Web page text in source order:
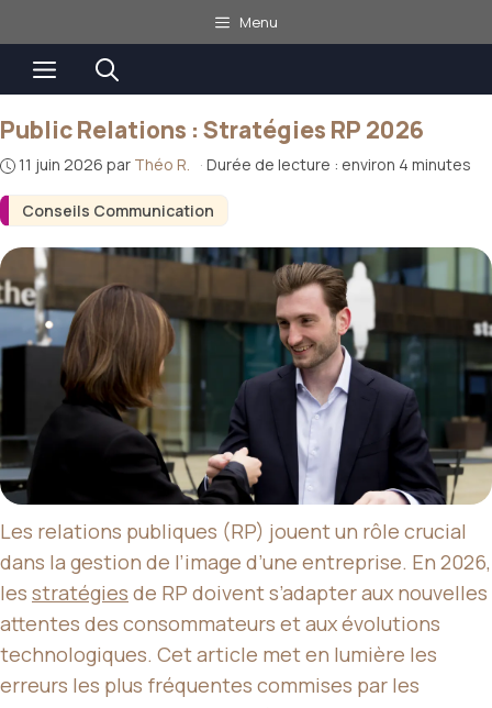
au
contenu
Menu
Menu
Conseils Communication
Public Relations : Stratégies RP 2026
11 juin 2026 par Théo R. · Durée de lecture : environ 4 minutes
Les relations publiques (RP) jouent un rôle crucial
dans la gestion de l’image d’une entreprise. En 2026,
les stratégies de RP doivent s’adapter aux nouvelles
attentes des consommateurs et aux évolutions
technologiques. Cet article met en lumière les
erreurs les plus fréquentes commises par les